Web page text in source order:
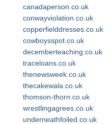
canadaperson.co.uk
conwayviolation.co.uk
copperfielddresses.co.uk
cowboysspot.co.uk
decemberteaching.co.uk
traceloans.co.uk
thenewsweek.co.uk
thecakewala.co.uk
thomson-thorn.co.uk
wrestlingagrees.co.uk
underneathfoiled.co.uk